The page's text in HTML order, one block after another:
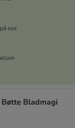
oss
Bøtte Bladmagi